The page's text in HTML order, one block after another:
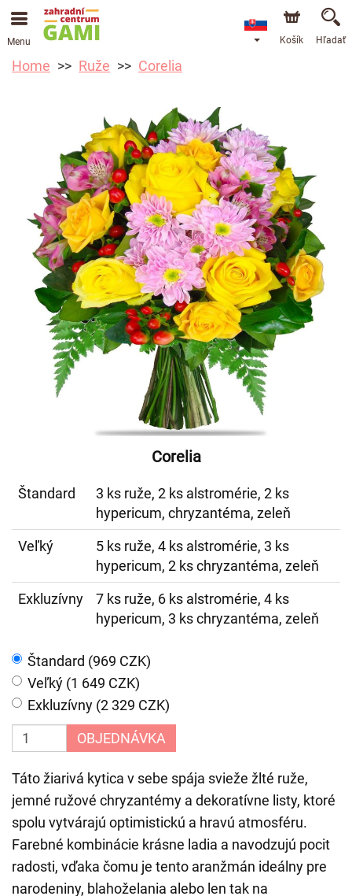
Menu Košík Hľadať
Home Ruže Corelia
Corelia
Štandard
3 ks ruže, 2 ks alstromérie, 2 ks
hypericum, chryzantéma, zeleň
Veľký
5 ks ruže, 4 ks alstromérie, 3 ks
hypericum, 2 ks chryzantéma, zeleň
Exkluzívny
7 ks ruže, 6 ks alstromérie, 4 ks
hypericum, 3 ks chryzantéma, zeleň
Štandard (969 CZK)
Veľký (1 649 CZK)
Exkluzívny (2 329 CZK)
OBJEDNÁVKA
Táto žiarivá kytica v sebe spája svieže žlté ruže,
jemné ružové chryzantémy a dekoratívne listy, ktoré
spolu vytvárajú optimistickú a hravú atmosféru.
Farebné kombinácie krásne ladia a navodzujú pocit
radosti, vďaka čomu je tento aranžmán ideálny pre
narodeniny, blahoželania alebo len tak na